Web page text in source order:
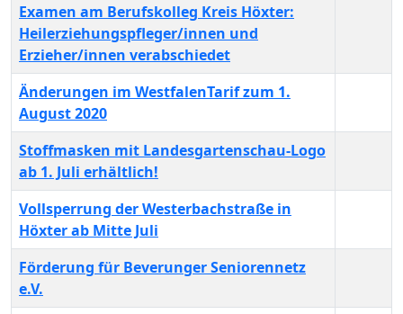
Examen am Berufskolleg Kreis Höxter:
Heilerziehungspfleger/innen und
Erzieher/innen verabschiedet
Änderungen im WestfalenTarif zum 1.
August 2020
Stoffmasken mit Landesgartenschau-Logo
ab 1. Juli erhältlich!
Vollsperrung der Westerbachstraße in
Höxter ab Mitte Juli
Förderung für Beverunger Seniorennetz
e.V.